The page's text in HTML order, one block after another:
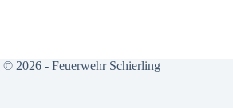
© 2026 - Feuerwehr Schierling